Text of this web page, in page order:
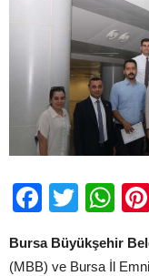
Bursa Büyükşehir
(MBB) ve Bursa İl